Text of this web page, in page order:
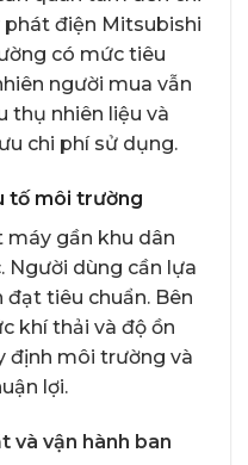
phát điện Mitsubishi
có mức tiêu
người mua vẫn
thụ nhiên liệu và
chi phí sử dụng.
tố môi trường
gần khu dân
Người dùng cần lựa
đạt tiêu chuẩn. Bên
khí thải và độ ồn
định môi trường và
lợi.
và vận hành ban